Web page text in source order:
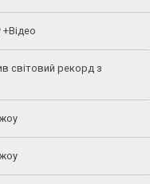
світовий рекорд з